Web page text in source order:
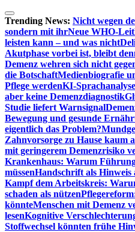
Zum
Inhalt
springen
Trending News: Nicht wegen
sondern mit ihrNeue WHO-
leisten kann – und was nicht
Akutphase vorbei ist, bleibt
Demenz wehren sich nicht
die BotschaftMedienbiografie
Pflege werdenKI-
aber keine Demenzdiagnostik
Studie liefert Warnsignal
Bewegung und gesunde
eigentlich das Problem?
Zahnvorsorge zu Hause kaum
mit geringerem Demenzrisiko
Krankenhaus: Warum
müssenHandschrift als Hinweis
Kampf dem Arbeitskreis:
schaden als nützen
könnteMenschen mit Demenz
lesenKognitive
Stoffwechsel könnten frühe